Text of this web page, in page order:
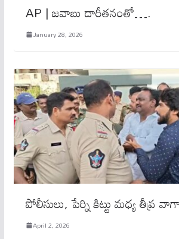
AP | జవాబు దారీతనంతో….
January 28, 2026
పోలీసులు, పేర్ని కిట్టు మధ్య తీవ్ర
April 2, 2026